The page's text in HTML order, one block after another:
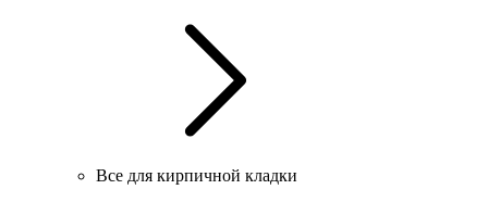
Все для кирпичной кладки